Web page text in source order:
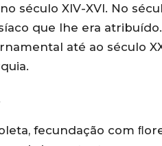
século XIV-XVI. No
que lhe era
até ao século
fecundação com